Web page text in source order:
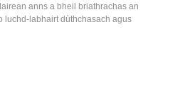
anns a bheil briathrachas an
luchd-labhairt dùthchasach agus